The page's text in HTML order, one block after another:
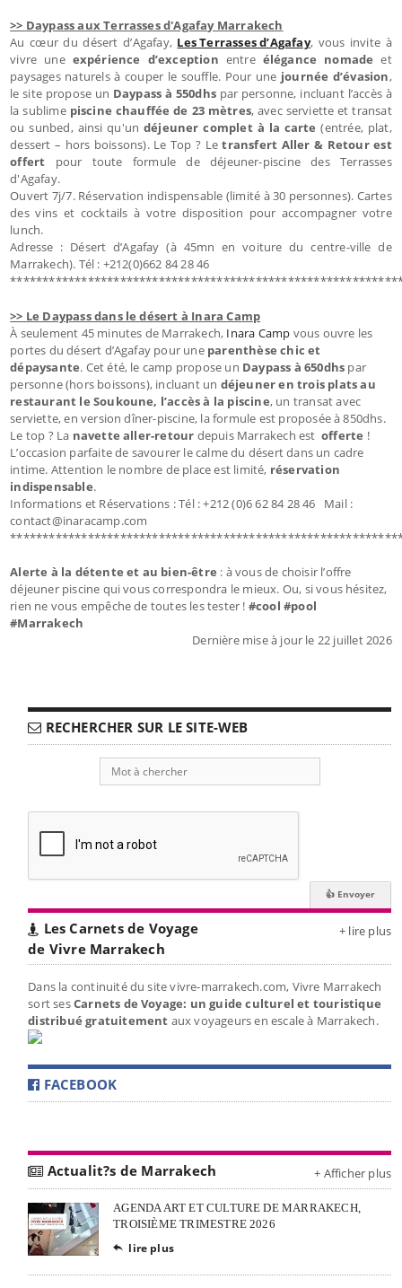
>> Daypass aux Terrasses d'Agafay Marrakech
Au cœur du désert d’Agafay, Les Terrasses d’Agafay, vous invite à
vivre une expérience d’exception entre élégance nomade et
paysages naturels à couper le souffle. Pour une journée d’évasion,
le site propose un Daypass à 550dhspar personne, incluant l’accès à
la sublime piscine chauffée de 23 mètres, avec serviette et transat
ou sunbed, ainsi qu'undéjeuner complet à la carte (entrée, plat,
dessert – hors boissons). Le Top ? Le transfert Aller & Retour est
offert pour toute formule de déjeuner-piscine des Terrasses
d'Agafay.
Ouvert 7j/7. Réservation indispensable (limité à 30 personnes). Cartes
des vins et cocktails à votre disposition pour accompagner votre
lunch.
Adresse : Désert d’Agafay (à 45mn en voiture du centre-ville de
Marrakech). Tél : +212(0)662 84 28 46
>> Le Daypass dans le désert à Inara Camp
À seulement 45 minutes de Marrakech, Inara Camp vous ouvre les
portes du désert d’Agafay pour une parenthèse chic et
dépaysante. Cet été, le camp propose un Daypass à 650dhs par
personne (hors boissons), incluant un déjeuner en trois plats au
restaurant le Soukoune, l’accès à la piscine, un transat avec
serviette, en version dîner-piscine, la formule est proposée à 850dhs.
Le top ? La navette aller-retour depuis Marrakech est offerte !
L’occasion parfaite de savourer le calme du désert dans un cadre
intime. Attention le nombre de place est limité, réservation
indispensable.
Informations et Réservations : Tél : +212 (0)6 62 84 28 46 Mail :
contact@inaracamp.com
Alerte à la détente et au bien-être : à vous de choisir l’offre
déjeuner piscine qui vous correspondra le mieux. Ou, si vous hésitez,
rien ne vous empêche de toutes les tester ! #cool #pool
#Marrakech
Dernière mise à jour le 22 juillet 2026
RECHERCHER SUR LE SITE-WEB
Les Carnets de Voyage
de Vivre Marrakech
+ lire plus
Dans la continuité du site vivre-marrakech.com, Vivre Marrakech
sort sesCarnets de Voyage: un guide culturel et touristique
distribué gratuitement aux voyageurs en escale à Marrakech.
FACEBOOK
Actualit?s de Marrakech + Afficher plus
AGENDA ART ET CULTURE DE MARRAKECH,
TROISIÈME TRIMESTRE 2026
 lire plus